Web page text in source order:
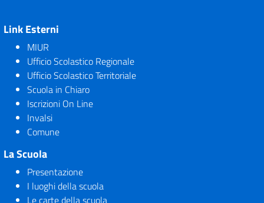
Link Esterni
MIUR
Ufficio Scolastico Regionale
Ufficio Scolastico Territoriale
Scuola in Chiaro
Iscrizioni On Line
Invalsi
Comune
La Scuola
Presentazione
I luoghi della scuola
Le carte della scuola